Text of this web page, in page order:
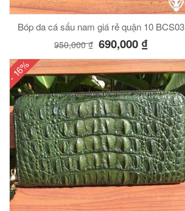
Bóp da cá sấu nam giá rẻ quận 10 BCS03
950,000₫ 690,000 ₫
- 16%